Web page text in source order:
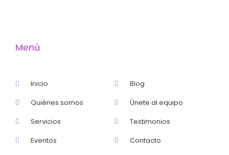
Menú
Inicio
Quiénes somos
Servicios
Eventos
Blog
Únete al equipo
Testimonios
Contacto